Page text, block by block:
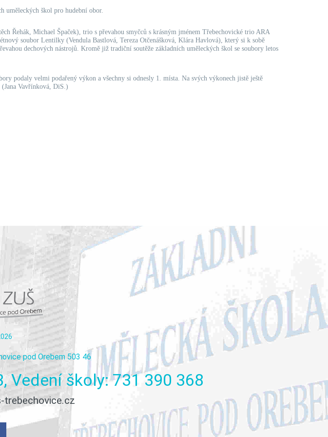
uměleckých škol pro hudební obor.
Řehák, Michael Špaček), trio s převahou smyčců s krásným jménem Třebechovické trio ARA
soubor Lentilky (Vendula Bastlová, Tereza Otčenášková, Klára Havlová), který si k sobě
dechových nástrojů. Kromě již tradiční soutěže základních uměleckých škol se soubory letos
podaly velmi podařený výkon a všechny si odnesly 1. místa. Na svých výkonech jistě ještě
Vavřínková, DiS.)
pod Orebem 503 46
Vedení školy: 731 390 368
trebechovice.cz